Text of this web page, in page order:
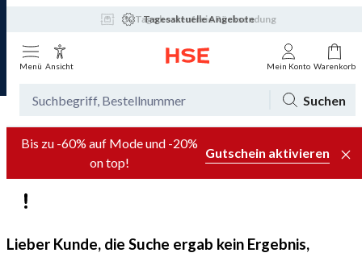
30 Tage kostenfreie Rücksendung
Tagesaktuelle Angebote
Menü Ansicht Mein Konto Warenkorb
Suchen
Bis zu -60% auf Mode und -20%
on top!
Gutschein aktivieren
Lieber Kunde, die Suche ergab kein Ergebnis,